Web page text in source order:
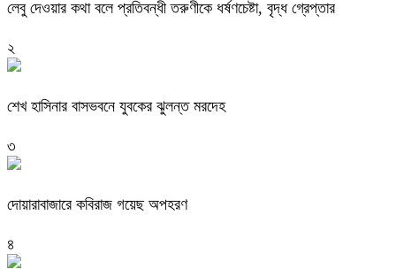
লেবু দেওয়ার কথা বলে প্রতিবন্ধী তরুণীকে ধর্ষণচেষ্টা, বৃদ্ধ গ্রেপ্তার
২
শেখ হাসিনার বাসভবনে যুবকের ঝুলন্ত মরদেহ
৩
দোয়ারাবাজারে কবিরাজ গয়েছ অপহরণ
৪